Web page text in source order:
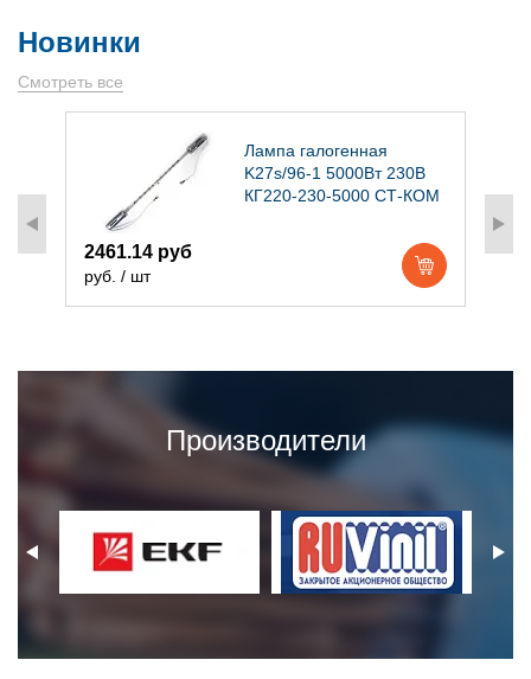
Новинки
Смотреть все
Лампа галогенная
K27s/96-1 5000Вт 230В
КГ220-230-5000 СТ-КОМ
2461.14 руб
руб. / шт
Производители